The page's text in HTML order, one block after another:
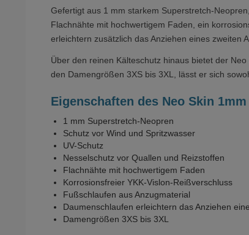
Gefertigt aus 1 mm starkem Superstretch-
Flachnähte mit hochwertigem Faden, ein
erleichtern zusätzlich das Anziehen eines zweiten
Über den reinen Kälteschutz hinaus bietet der
den Damengrößen 3XS bis 3XL, lässt er sich
Eigenschaften des Neo Skin 1mm
1 mm Superstretch-Neopren
Schutz vor Wind und Spritzwasser
UV-Schutz
Nesselschutz vor Quallen und Reizstoffen
Flachnähte mit hochwertigem Faden
Korrosionsfreier YKK-Vislon-Reißverschluss
Fußschlaufen aus Anzugmaterial
Daumenschlaufen erleichtern das Anziehen
Damengrößen 3XS bis 3XL